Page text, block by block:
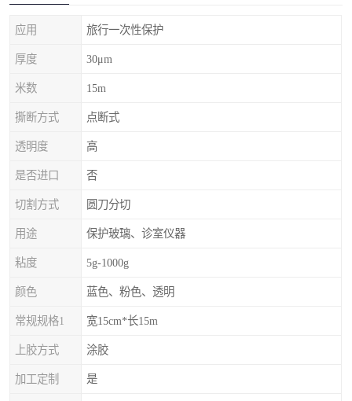
应用 旅行一次性保护
厚度 30μm
米数 15m
撕断方式 点断式
透明度 高
是否进口 否
切割方式 圆刀分切
用途 保护玻璃、诊室仪器
粘度 5g-1000g
颜色 蓝色、粉色、透明
常规规格1 宽15cm*长15m
上胶方式 涂胶
加工定制 是